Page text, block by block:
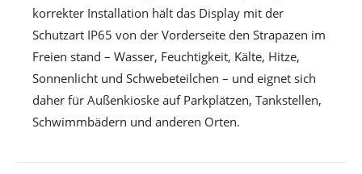
korrekter Installation hält das Display mit der
Schutzart IP65 von der Vorderseite den Strapazen im
Freien stand – Wasser, Feuchtigkeit, Kälte, Hitze,
Sonnenlicht und Schwebeteilchen – und eignet sich
daher für Außenkioske auf Parkplätzen, Tankstellen,
Schwimmbädern und anderen Orten.